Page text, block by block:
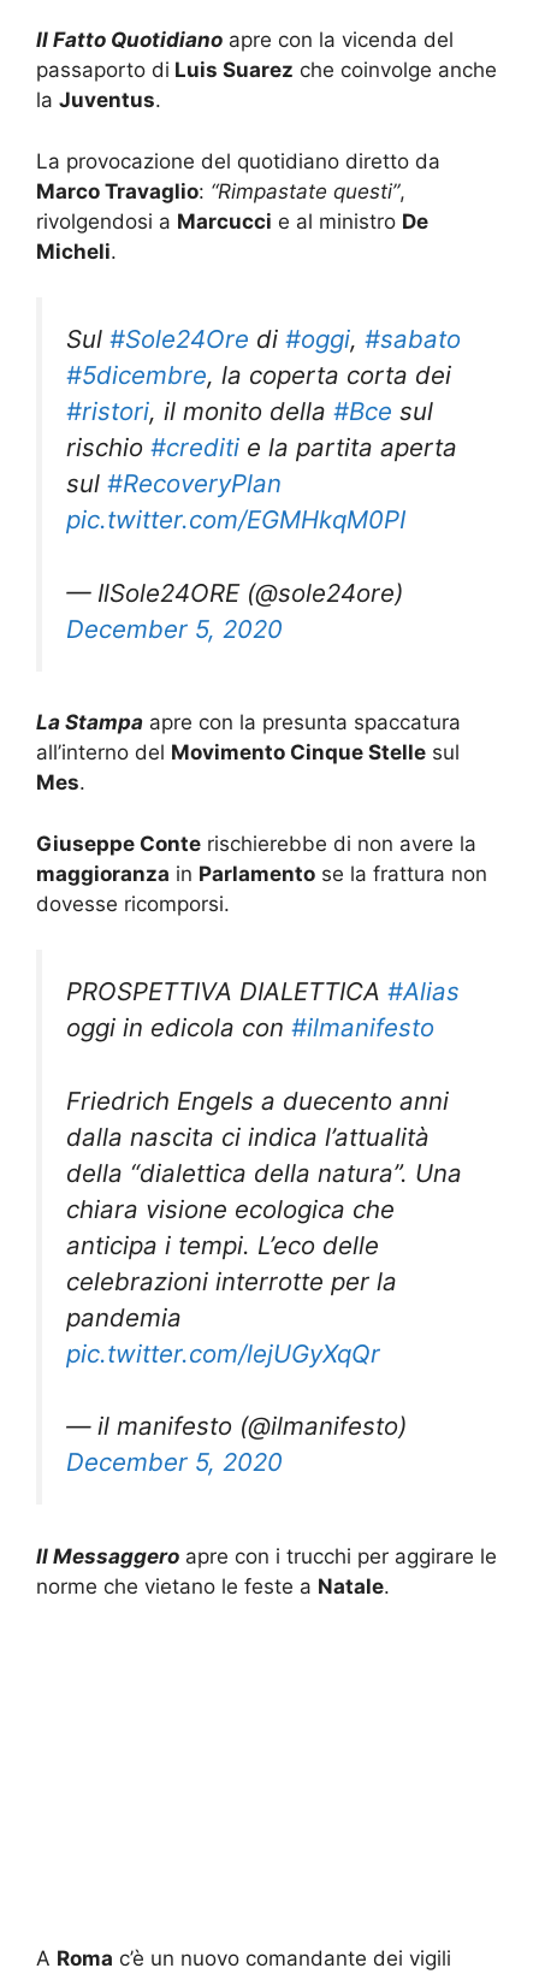
Il Fatto Quotidiano apre con la vicenda del
passaporto di Luis Suarez che coinvolge anche
la Juventus.
La provocazione del quotidiano diretto da
Marco Travaglio: “Rimpastate questi”,
rivolgendosi a Marcucci e al ministro De
Micheli.
Sul #Sole24Ore di #oggi, #sabato
#5dicembre, la coperta corta dei
#ristori, il monito della #Bce sul
rischio #crediti e la partita aperta
sul #RecoveryPlan
pic.twitter.com/EGMHkqM0PI
— IlSole24ORE (@sole24ore)
December 5, 2020
La Stampa apre con la presunta spaccatura
all’interno del Movimento Cinque Stelle sul
Mes.
Giuseppe Conte rischierebbe di non avere la
maggioranza in Parlamento se la frattura non
dovesse ricomporsi.
PROSPETTIVA DIALETTICA #Alias
oggi in edicola con #ilmanifesto
Friedrich Engels a duecento anni
dalla nascita ci indica l’attualità
della “dialettica della natura”. Una
chiara visione ecologica che
anticipa i tempi. L’eco delle
celebrazioni interrotte per la
pandemia
pic.twitter.com/lejUGyXqQr
— il manifesto (@ilmanifesto)
December 5, 2020
Il Messaggero apre con i trucchi per aggirare le
norme che vietano le feste a Natale.
A Roma c’è un nuovo comandante dei vigili